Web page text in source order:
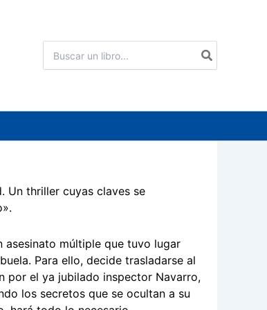
por:
Un thriller cuyas claves se
asesinato múltiple que tuvo lugar
Para ello, decide trasladarse al
por el ya jubilado inspector Navarro,
los secretos que se ocultan a su